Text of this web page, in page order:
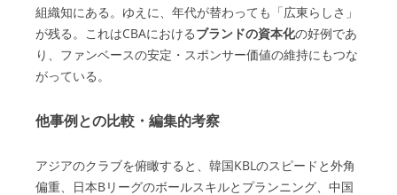
組織知にある。ゆえに、年代が替わっても「広東らしさ」
が残る。これはCBAにおけるブランドの資本化の好例であ
り、ファンベースの安定・スポンサー価値の維持にもつな
がっている。
他事例との比較・編集的考察
アジアのクラブを俯瞰すると、韓国KBLのスピードと外角
偏重、日本Bリーグのボールスキルとプランニング、中国